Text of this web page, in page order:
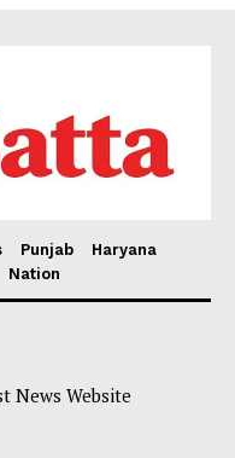
Punjab
Haryana
Nation
News Website